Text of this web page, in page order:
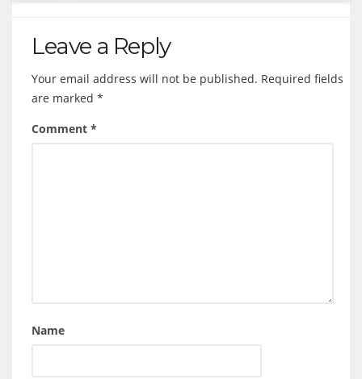
Leave a Reply
Your email address will not be published. Required fields
are marked *
Comment *
Name